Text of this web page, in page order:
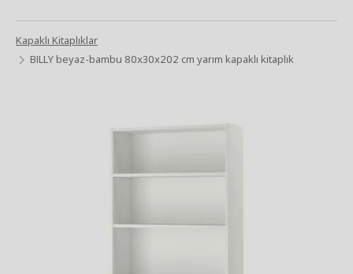
Kapaklı Kitaplıklar
BILLY beyaz-bambu 80x30x202 cm yarım kapaklı kitaplık